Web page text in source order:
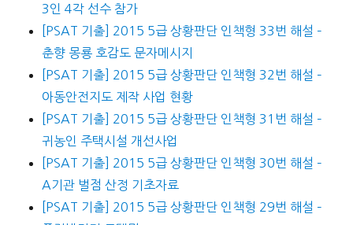
3인 4각 선수 참가
[PSAT 기출] 2015 5급 상황판단 인책형 33번 해설 –
춘향 몽룡 호감도 문자메시지
[PSAT 기출] 2015 5급 상황판단 인책형 32번 해설 –
아동안전지도 제작 사업 현황
[PSAT 기출] 2015 5급 상황판단 인책형 31번 해설 –
귀농인 주택시설 개선사업
[PSAT 기출] 2015 5급 상황판단 인책형 30번 해설 –
A기관 벌점 산정 기초자료
[PSAT 기출] 2015 5급 상황판단 인책형 29번 해설 –